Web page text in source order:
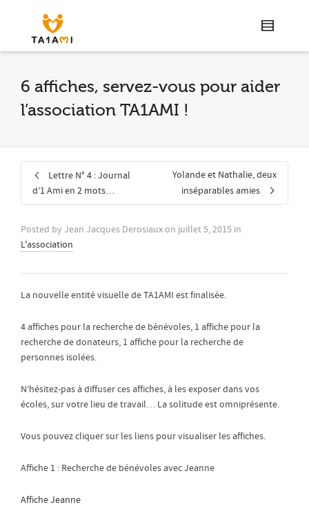
6 affiches, servez-vous pour aider
l’association TA1AMI !
Lettre N° 4 : Journal
d’1 Ami en 2 mots…
Yolande et Nathalie, deux
inséparables amies
Posted by Jean Jacques Derosiauxon juillet 5, 2015 in
L'association
La nouvelle entité visuelle de TA1AMI est finalisée.
4 affiches pour la recherche de bénévoles, 1 affiche pour la
recherche de donateurs, 1 affiche pour la recherche de
personnes isolées.
N’hésitez-pas à diffuser ces affiches, à les exposer dans vos
écoles, sur votre lieu de travail… La solitude est omniprésente.
Vous pouvez cliquer sur les liens pour visualiser les affiches.
Affiche 1 : Recherche de bénévoles avec Jeanne
Affiche Jeanne